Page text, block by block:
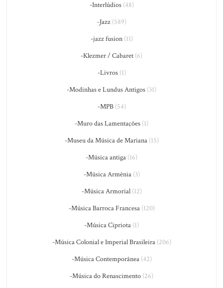
-Interlúdios(48)
-Jazz(589)
-jazz fusion(11)
-Klezmer / Cabaret (6)
-Livros(1)
-Modinhas e Lundus Antigos (31)
-MPB(54)
-Muro das Lamentações (1)
-Museu da Música de Mariana(15)
-Música antiga (16)
-Música Armênia(3)
-Música Armorial(12)
-Música Barroca Francesa(120)
-Música Cipriota (1)
-Música Colonial e Imperial Brasileira(206)
-Música Contemporânea(42)
-Música do Renascimento (26)